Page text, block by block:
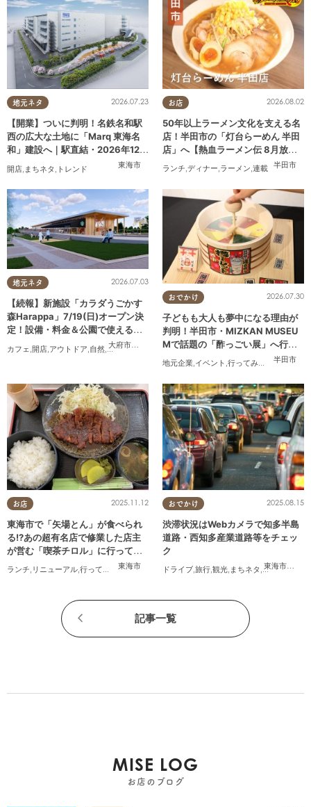
地元ネタ
東海市
2026.07.23
【開業】ついに判明！名鉄名和駅
西の広大な土地に「Marq 東海名
和」建設へ｜駅直結・2026年12月
着工予定
開店, まちネタ , トレンド
お店
半田市
2026.08.02
50年以上ラーメン文化を支える名
店！半田市の「灯台らーめん 半田
店」へ【熱血ラーメン伝 8月放
ランチ,ディナー,ラーメン,連載
地元ネタ
大府市
,東浦町
2026.07.03
【続報】新施設「カラダうごかす
森Harappa」7/19(日)オープン決
定！設備・料金＆公園で使えるレ
カフェ 開店 アウトドア 自然 まちネタ, 友人 ペット,トレンド,KURUTOHP
おでかけ
半田市
2026.07.30
子どもも大人も夢中になる理由が
判明！半田市・MIZKAN MUSEU
Mで話題の「酢っごい展」へ行っ
てみた｜7/25(土)～8/30(日)／ち
たまる広告
地元企業,イベント ,行ってみたレポ ,ちたま
お店
東海市
2025.11.12
東海市で「矢場とん」が食べられ
る!?あの超有名店で修業した店主
が営む「喫茶チロル」に行ってみ
ランチ, リニューアル,行ってみたレポ ,夫婦 おひとりさま
おでかけ
東海市大府
2025.08.15
渋滞状況はWebカメラで知多半島
道路・西知多産業道路等をチェッ
ク
ドライブ,旅行,観光, まちネタ ,渋滞
記事一覧
MISE LOG
お店のブログ